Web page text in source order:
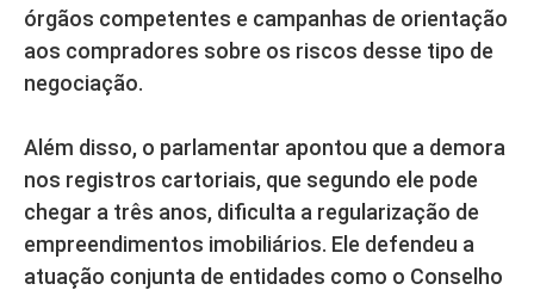
órgãos competentes e campanhas de orientação
aos compradores sobre os riscos desse tipo de
negociação.
Além disso, o parlamentar apontou que a demora
nos registros cartoriais, que segundo ele pode
chegar a três anos, dificulta a regularização de
empreendimentos imobiliários. Ele defendeu a
atuação conjunta de entidades como o Conselho